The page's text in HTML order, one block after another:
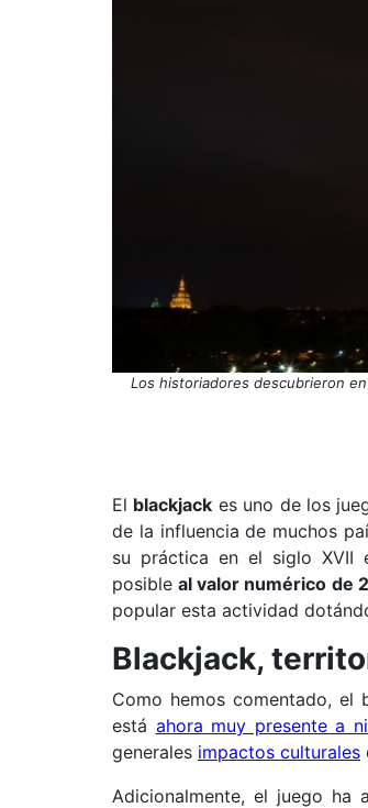
Los historiadores descubrieron
El blackjack es uno de los
de la influencia de muchos
su práctica en el siglo XVII
posibleal valor numérico de
popular esta actividad
Blackjack,
Como hemos comentado, el
está ahora muy presente a
generales impactos culturales
Adicionalmente, el juego